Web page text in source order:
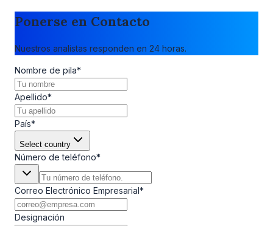
Ponerse en Contacto
Nuestros analistas responden en 24 horas.
Nombre de pila*
Apellido*
País*
Select country
Número de teléfono*
Correo Electrónico Empresarial*
Designación